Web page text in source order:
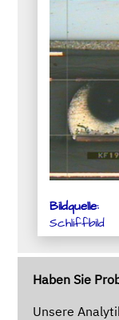
Bildquelle:
Schliffbild
Haben Sie
Unsere